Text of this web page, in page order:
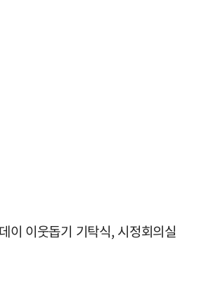
이웃돕기 기탁식, 시정회의실